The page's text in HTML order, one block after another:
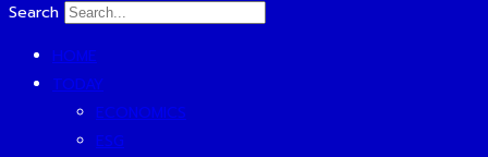
Search
HOME
TODAY
ECONOMICS
ESG